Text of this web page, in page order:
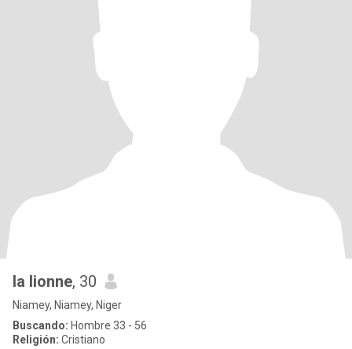
la lionne, 30
Niamey, Niamey, Niger
Buscando: Hombre 33 - 56
Religión: Cristiano